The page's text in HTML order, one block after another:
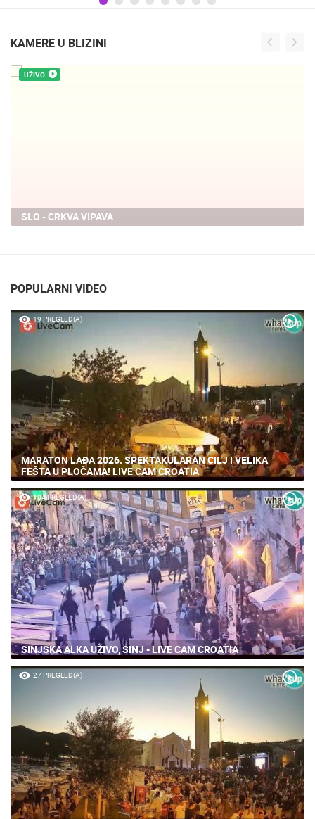
KAMERE U BLIZINI
UŽIVO
SLO - CERKNO - POČIVALO
CERKNO
POPULARNI VIDEO
19 PREGLED(A)
MARATON LAĐA 2026. SPEKTAKULARAN CILJ I VELIKA
FEŠTA U PLOČAMA! LIVE CAM CROATIA
104 PREGLED(A)
SINJSKA ALKA UŽIVO, SINJ - LIVE CAM CROATIA
27 PREGLED(A)